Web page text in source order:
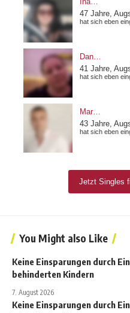
You Might also Like
Keine Einsparungen durch
behinderten Kindern
7. August 2026
Keine Einsparungen durch